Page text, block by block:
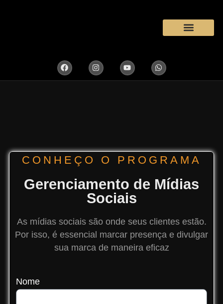
CONHEÇO O PROGRAMA
Gerenciamento de Mídias
Sociais
As mídias sociais são onde seus clientes estão.
Por isso, é essencial marcar presença e divulgar
sua marca de maneira eficaz
Nome